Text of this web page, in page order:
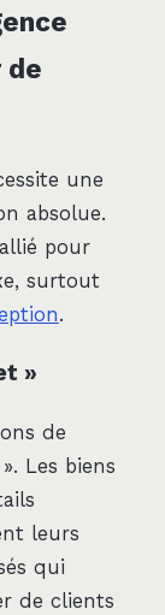
de
une
absolue.
pour
surtout
.
»
de
Les biens
leurs
qui
de clients